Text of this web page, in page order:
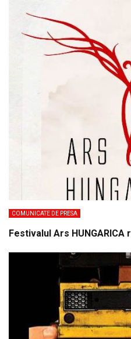
COMUNICATE DE PRESA
Festivalul Ars